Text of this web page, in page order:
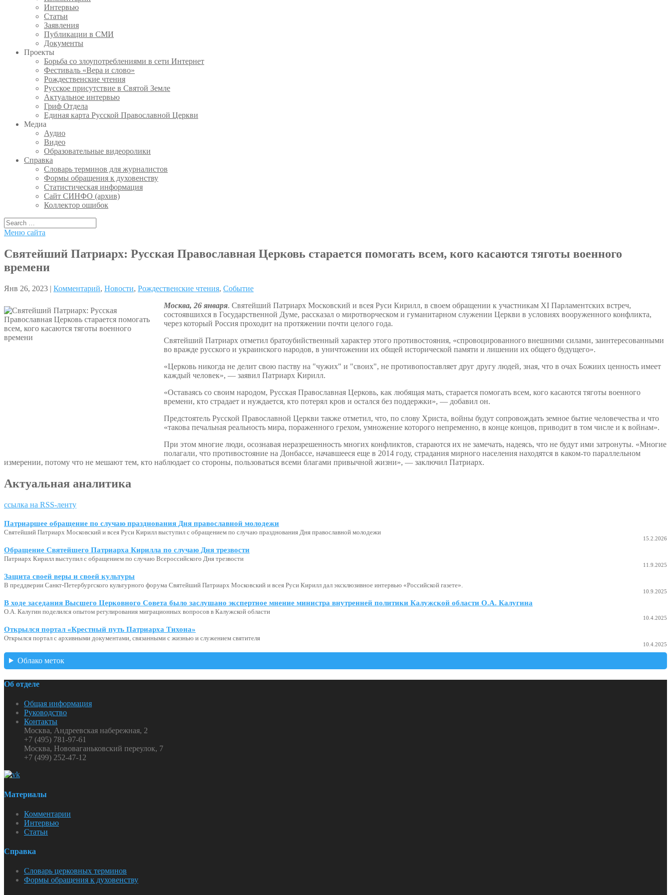
Интервью
Статьи
Заявления
Публикации в СМИ
Документы
Проекты
Борьба со злоупотреблениями в сети Интернет
Фестиваль «Вера и слово»
Рождественские чтения
Русское присутствие в Святой Земле
Актуальное интервью
Гриф Отдела
Единая карта Русской Православной Церкви
Медиа
Аудио
Видео
Образовательные видеоролики
Справка
Словарь терминов для журналистов
Формы обращения к духовенству
Статистическая информация
Сайт СИНФО (архив)
Коллектор ошибок
Меню сайта
Святейший Патриарх: Русская Православная Церковь старается помогать всем, кого касаются тяготы военного
времени
Янв 26, 2023 | Комментарий, Новости, Рождественские чтения, Событие
Москва, 26 января. Святейший Патриарх Московский и всея Руси Кирилл, в своем обращении к участникам XI Парламентских встреч,
состоявшихся в Государственной Думе, рассказал о миротворческом и гуманитарном служении Церкви в условиях вооруженного конфликта,
через который Россия проходит на протяжении почти целого года.
Святейший Патриарх отметил братоубийственный характер этого противостояния, «спровоцированного внешними силами, заинтересованными
во вражде русского и украинского народов, в уничтожении их общей исторической памяти и лишении их общего будущего».
«Церковь никогда не делит свою паству на "чужих" и "своих", не противопоставляет друг другу людей, зная, что в очах Божиих ценность имеет
каждый человек», — заявил Патриарх Кирилл.
«Оставаясь со своим народом, Русская Православная Церковь, как любящая мать, старается помогать всем, кого касаются тяготы военного
времени, кто страдает и нуждается, кто потерял кров и остался без поддержки», — добавил он.
Предстоятель Русской Православной Церкви также отметил, что, по слову Христа, войны будут сопровождать земное бытие человечества и что
«такова печальная реальность мира, пораженного грехом, умножение которого непременно, в конце концов, приводит в том числе и к войнам».
При этом многие люди, осознавая неразрешенность многих конфликтов, стараются их не замечать, надеясь, что не будут ими затронуты. «Многие
полагали, что противостояние на Донбассе, начавшееся еще в 2014 году, страдания мирного населения находятся в каком-то параллельном
измерении, потому что не мешают тем, кто наблюдает со стороны, пользоваться всеми благами привычной жизни», — заключил Патриарх.
Актуальная аналитика
ссылка на RSS-ленту
Патриаршее обращение по случаю празднования Дня православной молодежи
Святейший Патриарх Московский и всея Руси Кирилл выступил с обращением по случаю празднования Дня православной молодежи
15.2.2026
Обращение Святейшего Патриарха Кирилла по случаю Дня трезвости
Патриарх Кирилл выступил с обращением по случаю Всероссийского Дня трезвости
11.9.2025
Защита своей веры и своей культуры
В преддверии Санкт-Петербургского культурного форума Святейший Патриарх Московский и всея Руси Кирилл дал эксклюзивное интервью «Российской газете».
10.9.2025
В ходе заседания Высшего Церковного Совета было заслушано экспертное мнение министра внутренней политики Калужской области О.А. Калугина
О.А. Калугин поделился опытом регулирования миграционных вопросов в Калужской области
10.4.2025
Открылся портал «Крестный путь Патриарха Тихона»
Открылся портал с архивными документами, связанными с жизнью и служением святителя
10.4.2025
Облако меток
Об отделе
Общая информация
Руководство
Контакты
Москва, Андреевская набережная, 2
+7 (495) 781-97-61
Москва, Нововаганьковский переулок, 7
+7 (499) 252-47-12
Материалы
Комментарии
Интервью
Статьи
Справка
Словарь церковных терминов
Формы обращения к духовенству